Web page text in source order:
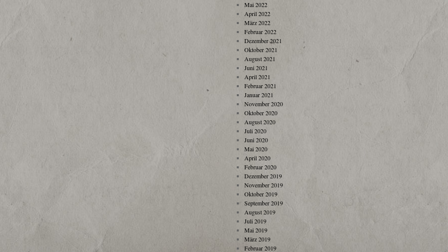
Mai 2022
April 2022
März 2022
Februar 2022
Dezember 2021
Oktober 2021
August 2021
Juni 2021
April 2021
Februar 2021
Januar 2021
November 2020
Oktober 2020
August 2020
Juli 2020
Juni 2020
Mai 2020
April 2020
Februar 2020
Dezember 2019
November 2019
Oktober 2019
September 2019
August 2019
Juli 2019
Mai 2019
März 2019
Februar 2019